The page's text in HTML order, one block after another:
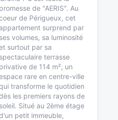
promesse de "AERIS". Au
de Périgueux, cet
surprend par
ses volumes, sa luminosité
surtout par sa
spectaculaire terrasse
privative de 114 m², un
rare en centre-ville
transforme le quotidien
les premiers rayons de
soleil. Situé au 2ème étage
petit immeuble,